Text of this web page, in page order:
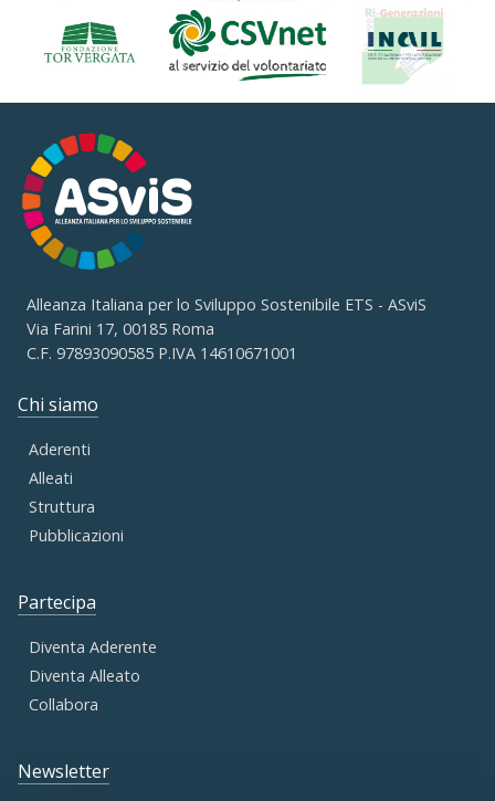
Alleanza Italiana per lo Sviluppo Sostenibile ETS - ASviS
Via Farini 17, 00185 Roma
C.F. 97893090585 P.IVA 14610671001
Chi siamo
Aderenti
Alleati
Struttura
Pubblicazioni
Partecipa
Diventa Aderente
Diventa Alleato
Collabora
Newsletter